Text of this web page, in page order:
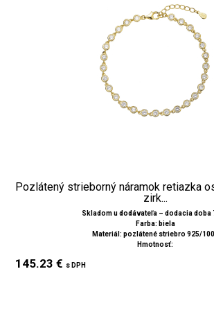
Pozlátený strieborný náramok retiazka
zirk...
Skladom u dodávateľa – dodacia doba
Farba: biela
Materiál: pozlátené striebro 925/
Hmotnosť:
145.23 € s DPH